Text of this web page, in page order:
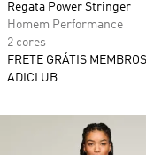
Regata Power Stringer
Homem Performance
2 cores
FRETE GRÁTIS MEMBROS
ADICLUB